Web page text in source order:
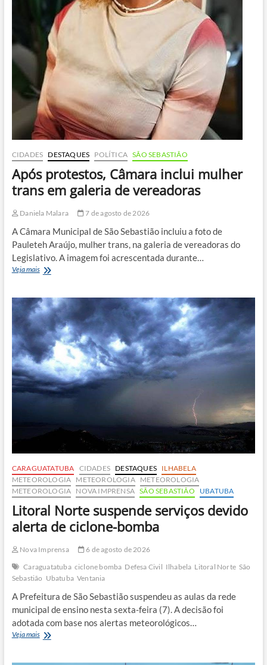
CIDADES DESTAQUES POLÍTICA SÃO SEBASTIÃO
Após protestos, Câmara inclui mulher
trans em galeria de vereadoras
Daniela Malara 7 de agosto de 2026
A Câmara Municipal de São Sebastião incluiu a foto de
Pauleteh Araújo, mulher trans, na galeria de vereadoras do
Legislativo. A imagem foi acrescentada durante…
Veja maisApós
inclui
mulher
trans
em
galeria
de
vereadoras
CARAGUATATUBA CIDADES DESTAQUES
ILHABELA
METEOROLOGIA METEOROLOGIA
METEOROLOGIA
METEOROLOGIA NOVA IMPRENSA SÃO SEBASTIÃO UBATUBA
Litoral Norte suspende serviços devido
alerta de ciclone-bomba
Nova Imprensa
6 de agosto de 2026
Caraguatatuba ciclone bomba Defesa Civil Ilhabela Litoral Norte São
Sebastião Ubatuba Ventania
A Prefeitura de São Sebastião suspendeu as aulas da rede
municipal de ensino nesta sexta-feira (7). A decisão foi
adotada com base nos alertas meteorológicos…
Veja maisLitoral